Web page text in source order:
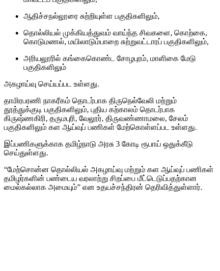
ஆதிச்சநல்லூரை சுற்றியுள்ள பகுதிகளிலும்,
தொல்லியல் முக்கியத்துவம் வாய்ந்த சிவகளை, கொற்கை,
கொடுமணல், மயிலாடும்பாறை சுற்றுவட்டாரப் பகுதிகளிலும்,
அரியலூரில் கங்கைகொண்ட சோழபுரம், மாளிகை மேடு
பகுதிகளிலும்
அகழாய்வு செய்யப்பட உள்ளது.
தாமிரபரணி நாகரீகம் தொடர்பாக திருநெல்வேலி மற்றும்
தூத்துக்குடி பகுதிகளிலும், புதிய கற்காலம் தொடர்பாக
கிருஷ்ணகிரி, தருமபுரி, வேலூர், திருவண்ணாமலை, சேலம்
பகுதிகளிலும் கள ஆய்வுப் பணிகள் மேற்கொள்ளப்பட உள்ளது.
இப்பணிகளுக்காக தமிழ்நாடு அரசு 3 கோடி ரூபாய் ஒதுக்கீடு
செய்துள்ளது.
“மேற்சொன்ன தொல்லியல் அகழாய்வு மற்றும் கள ஆய்வுப் பணிகள்
தமிழர்களின் பண்டைய வரலாற்று சிறப்பை மீட்டெடுப்பதற்கான
மைல்கல்லாக அமையும்” என உதயச்சந்திரன் தெரிவித்துள்ளார்.